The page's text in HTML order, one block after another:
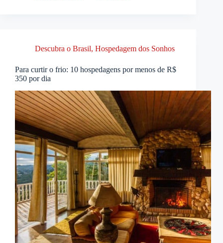
Descubra o Brasil, Hospedagem dos Sonhos
Para curtir o frio: 10 hospedagens por menos de R$
350 por dia